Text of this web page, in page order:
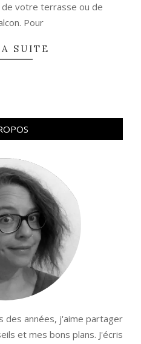
votre terrasse ou de
Pour
SUITE
des années, j'aime partager
et mes bons plans. J'écris